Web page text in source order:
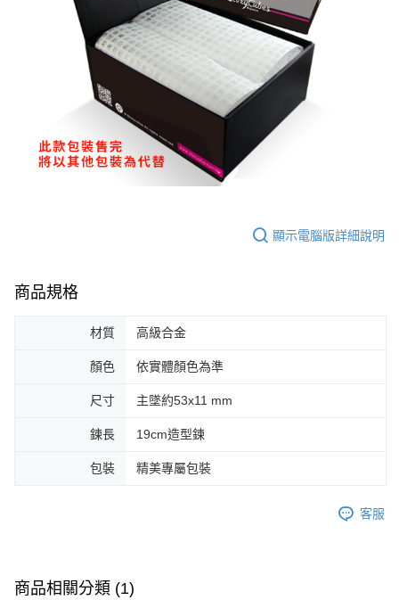
顯示電腦版詳細說明
商品規格
材質 高級合金
顏色 依實體顏色為準
尺寸 主墜約53x11 mm
鍊長 19cm造型鍊
包裝 精美專屬包裝
客服
商品相關分類 (1)